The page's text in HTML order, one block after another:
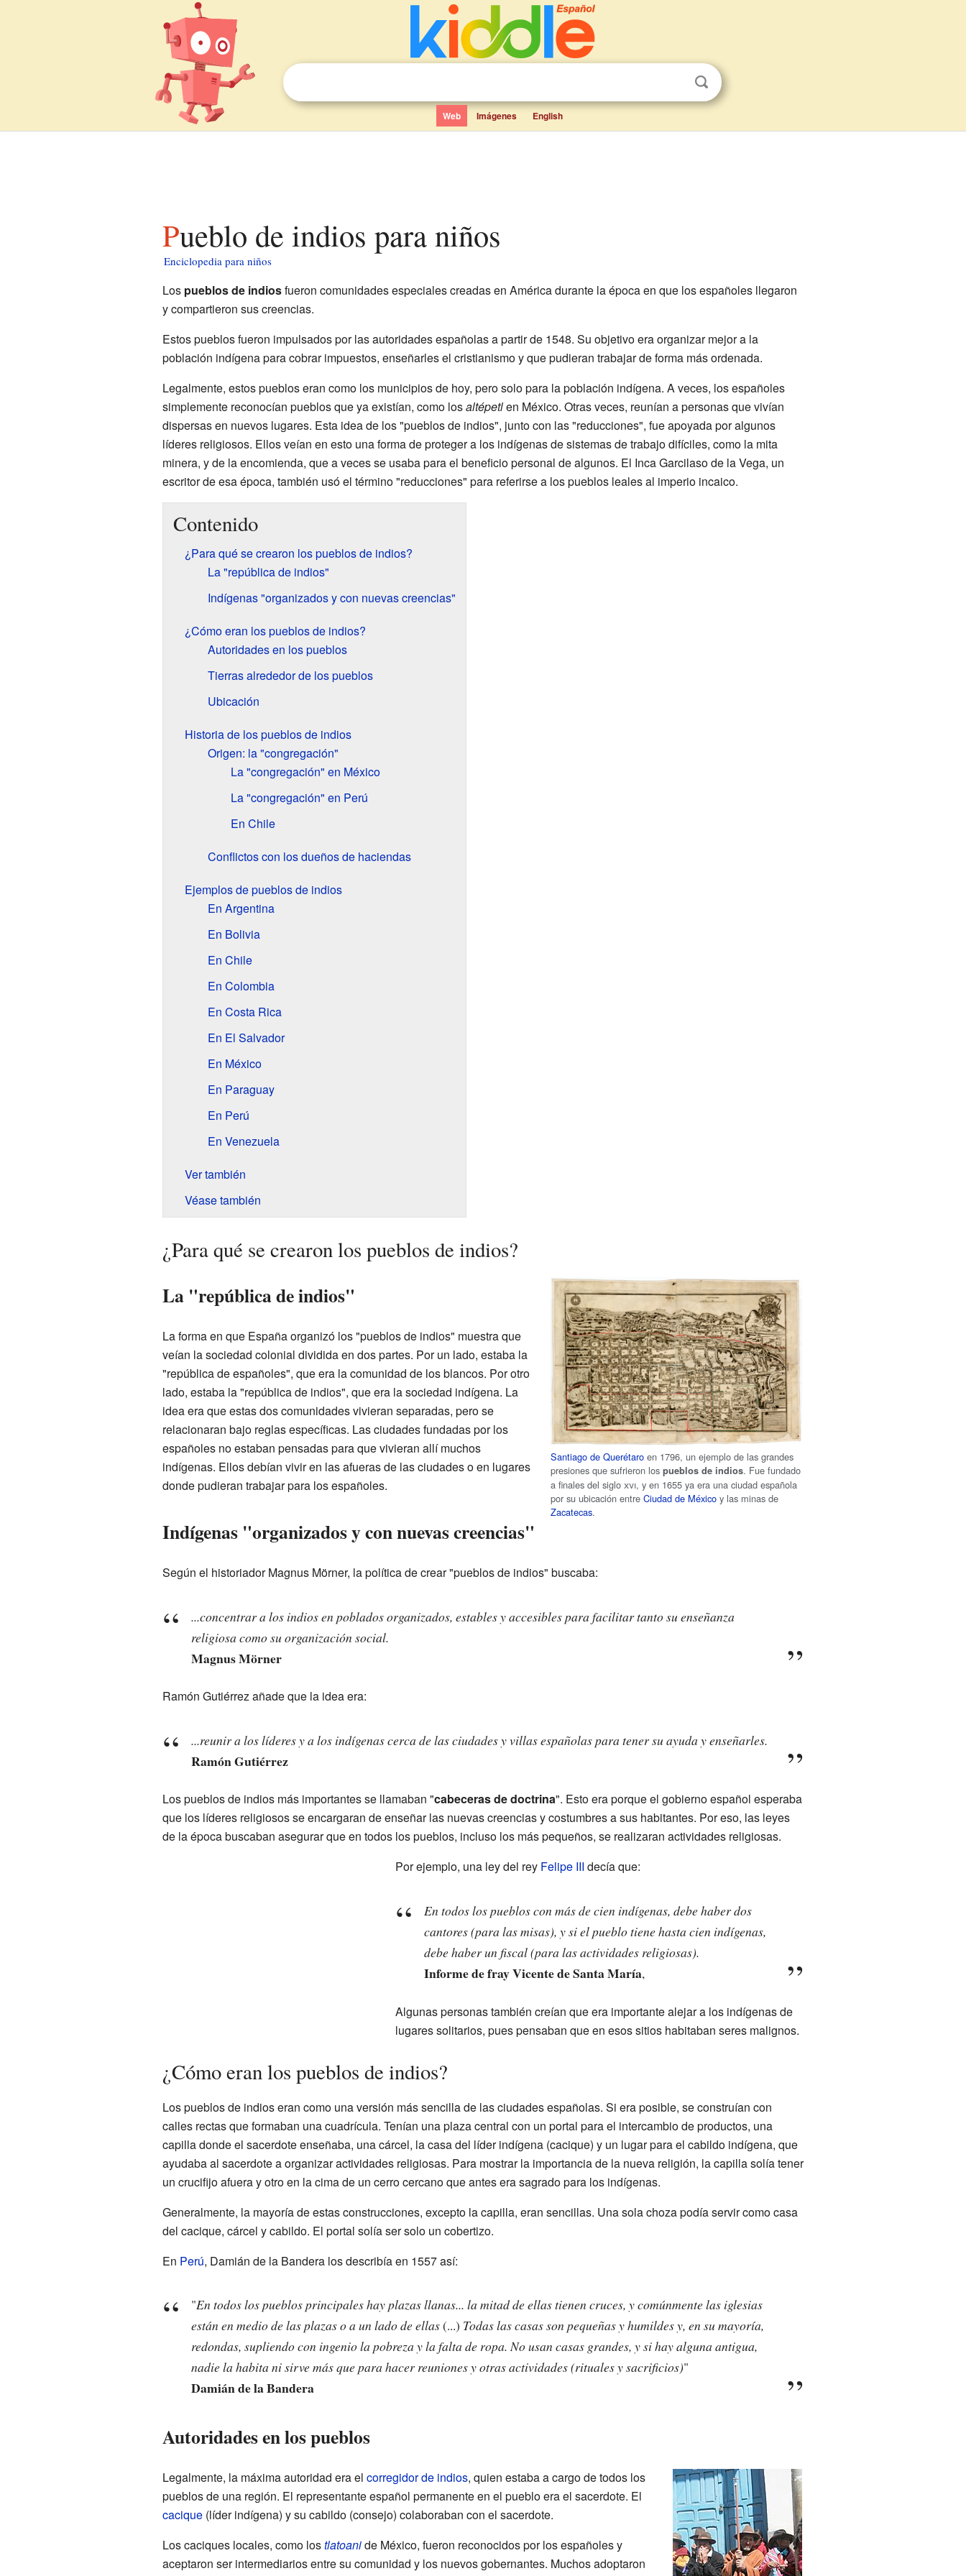
Web Imágenes English
Pueblo de indios para niños
Enciclopedia para niños
Los pueblos de indiosfueron comunidades especiales creadas en América durante la época en que los españoles llegaron
y compartieron sus creencias.
Estos pueblos fueron impulsados por las autoridades españolas a partir de 1548. Su objetivo era organizar mejor a la
población indígena para cobrar impuestos, enseñarles el cristianismo y que pudieran trabajar de forma más ordenada.
Legalmente, estos pueblos eran como los municipios de hoy, pero solo para la población indígena. A veces, los españoles
simplemente reconocían pueblos que ya existían, como losaltépetlen México. Otras veces, reunían a personas que vivían
dispersas en nuevos lugares. Esta idea de los "pueblos de indios", junto con las "reducciones", fue apoyada por algunos
líderes religiosos. Ellos veían en esto una forma de proteger a los indígenas de sistemas de trabajo difíciles, como la mita
minera, y de la encomienda, que a veces se usaba para el beneficio personal de algunos. El Inca Garcilaso de la Vega, un
escritor de esa época, también usó el término "reducciones" para referirse a los pueblos leales al imperio incaico.
Contenido
¿Para qué se crearon los pueblos de indios?
La "república de indios"
Indígenas "organizados y con nuevas creencias"
¿Cómo eran los pueblos de indios?
Autoridades en los pueblos
Tierras alrededor de los pueblos
Ubicación
Historia de los pueblos de indios
Origen: la "congregación"
La "congregación" en México
La "congregación" en Perú
En Chile
Conflictos con los dueños de haciendas
Ejemplos de pueblos de indios
En Argentina
En Bolivia
En Chile
En Colombia
En Costa Rica
En El Salvador
En México
En Paraguay
En Perú
En Venezuela
Ver también
Véase también
¿Para qué se crearon los pueblos de indios?
Santiago de Querétaro en 1796, un ejemplo de las grandes
presiones que sufrieron lospueblos de indios. Fue fundado
a finales del sigloxvi, y en 1655 ya era una ciudad española
por su ubicación entreCiudad de México y las minas de
Zacatecas.
La "república de indios"
La forma en que España organizó los "pueblos de indios" muestra que
veían la sociedad colonial dividida en dos partes. Por un lado, estaba la
"república de españoles", que era la comunidad de los blancos. Por otro
lado, estaba la "república de indios", que era la sociedad indígena. La
idea era que estas dos comunidades vivieran separadas, pero se
relacionaran bajo reglas específicas. Las ciudades fundadas por los
españoles no estaban pensadas para que vivieran allí muchos
indígenas. Ellos debían vivir en las afueras de las ciudades o en lugares
donde pudieran trabajar para los españoles.
Indígenas "organizados y con nuevas creencias"
Según el historiador Magnus Mörner, la política de crear "pueblos de indios" buscaba:
...concentrar a los indios en poblados organizados, estables y accesibles para facilitar tanto su enseñanza
religiosa como su organización social.
Magnus Mörner
Ramón Gutiérrez añade que la idea era:
...reunir a los líderes y a los indígenas cerca de las ciudades y villas españolas para tener su ayuda y enseñarles.
Ramón Gutiérrez
Los pueblos de indios más importantes se llamaban "cabeceras de doctrina". Esto era porque el gobierno español esperaba
que los líderes religiosos se encargaran de enseñar las nuevas creencias y costumbres a sus habitantes. Por eso, las leyes
de la época buscaban asegurar que en todos los pueblos, incluso los más pequeños, se realizaran actividades religiosas.
Por ejemplo, una ley del rey Felipe III decía que:
En todos los pueblos con más de cien indígenas, debe haber dos
cantores (para las misas), y si el pueblo tiene hasta cien indígenas,
debe haber un fiscal (para las actividades religiosas).
Informe de fray Vicente de Santa María,
Algunas personas también creían que era importante alejar a los indígenas de
lugares solitarios, pues pensaban que en esos sitios habitaban seres malignos.
¿Cómo eran los pueblos de indios?
Los pueblos de indios eran como una versión más sencilla de las ciudades españolas. Si era posible, se construían con
calles rectas que formaban una cuadrícula. Tenían una plaza central con un portal para el intercambio de productos, una
capilla donde el sacerdote enseñaba, una cárcel, la casa del líder indígena (cacique) y un lugar para el cabildo indígena, que
ayudaba al sacerdote a organizar actividades religiosas. Para mostrar la importancia de la nueva religión, la capilla solía tener
un crucifijo afuera y otro en la cima de un cerro cercano que antes era sagrado para los indígenas.
Generalmente, la mayoría de estas construcciones, excepto la capilla, eran sencillas. Una sola choza podía servir como casa
del cacique, cárcel y cabildo. El portal solía ser solo un cobertizo.
En Perú, Damián de la Bandera los describía en 1557 así:
"En todos los pueblos principales hay plazas llanas... la mitad de ellas tienen cruces, y comúnmente las iglesias
están en medio de las plazas o a un lado de ellas(...) Todas las casas son pequeñas y humildes y, en su mayoría,
redondas, supliendo con ingenio la pobreza y la falta de ropa. No usan casas grandes, y si hay alguna antigua,
nadie la habita ni sirve más que para hacer reuniones y otras actividades (rituales y sacrificios)"
Damián de la Bandera
Autoridades en los pueblos
Legalmente, la máxima autoridad era el corregidor de indios, quien estaba a cargo de todos los
pueblos de una región. El representante español permanente en el pueblo era el sacerdote. El
cacique(líder indígena) y su cabildo (consejo) colaboraban con el sacerdote.
Los caciques locales, como lostlatoanide México, fueron reconocidos por los españoles y
aceptaron ser intermediarios entre su comunidad y los nuevos gobernantes. Muchos adoptaron